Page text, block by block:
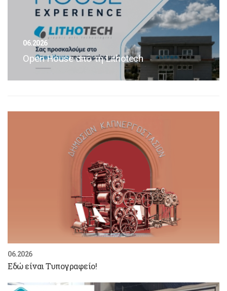
06.2026
Open House από τη Lithotech
06.2026
Εδώ είναι Τυπογραφείο!